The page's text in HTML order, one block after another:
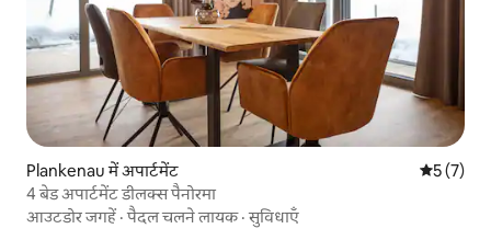
Plankenau में अपार्टमेंट औसत रेटिंग
5 (7)
4 बेड अपार्टमेंट डीलक्स पैनोरमा
आउटडोर जगहें ·पैदल चलने लायक·सुविधाएँ